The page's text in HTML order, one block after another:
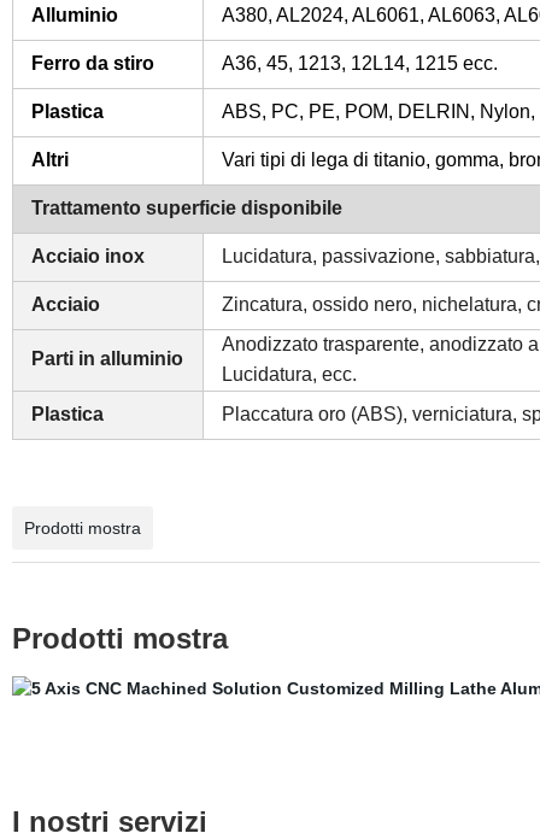
Alluminio A380, AL2024, AL6061, AL6063,
Ferro da stiro A36, 45, 1213, 12L14, 1215 ecc.
Plastica ABS, PC, PE, POM, DELRIN,
Altri Vari tipi di lega di titanio, gomma,
Trattamento superficie disponibile
Acciaio inox Lucidatura, passivazione,
Acciaio Zincatura, ossido nero, nichelatura,
Parti in alluminio
Anodizzato trasparente, anodizzato
Lucidatura, ecc.
Plastica
Placcatura oro (ABS), verniciatura,
Prodotti mostra
Prodotti mostra
I nostri servizi